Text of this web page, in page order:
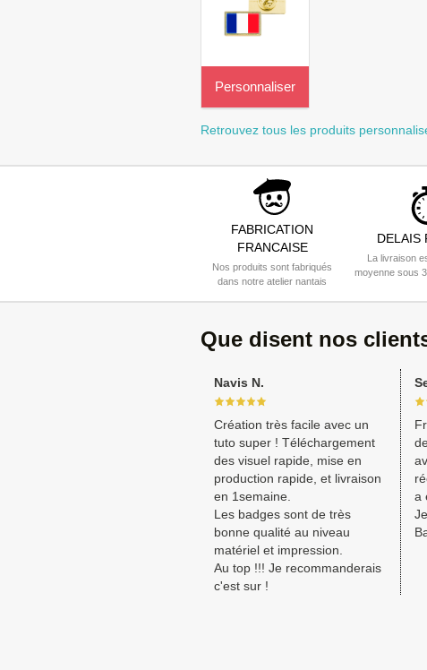
Personnaliser
Retrouvez tous les produits
FABRICATION
FRANCAISE
Nos produits sont fabriqués
dans notre atelier nantais
DELAIS
La livraison
moyenne sous
Que disent nos
Navis N.
Création très facile avec un
tuto super ! Téléchargement
des visuel rapide, mise en
production rapide, et livraison
en 1semaine.
Les badges sont de très
bonne qualité au niveau
matériel et impression.
Au top !!! Je recommanderais
c'est sur !
a